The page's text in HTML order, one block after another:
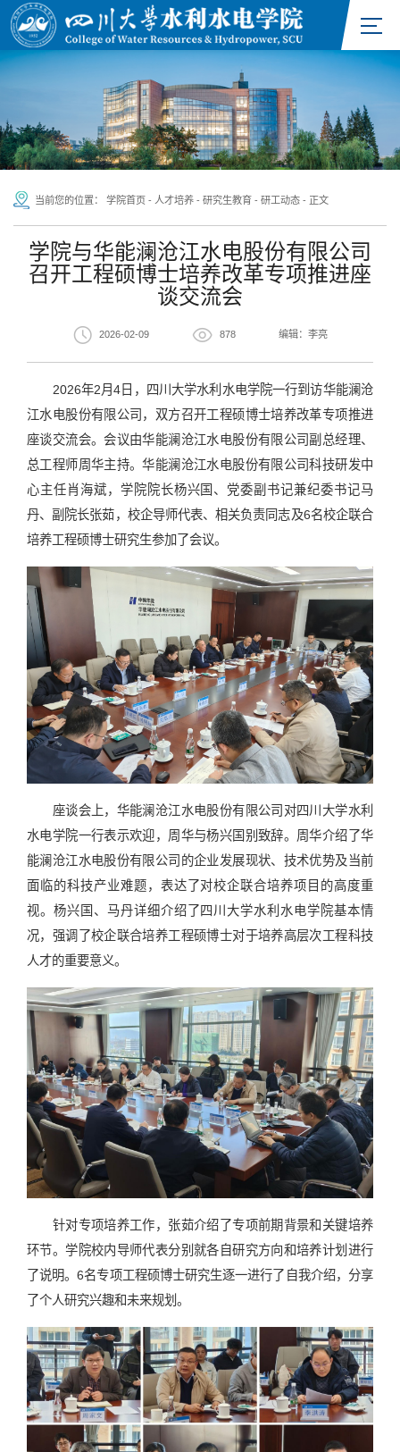
当前您的位置： 学院首页 - 人才培养 - 研究生教育 - 研工动态 - 正文
学院与华能澜沧江水电股份有限公司
召开工程硕博士培养改革专项推进座
谈交流会
2026-02-09 878 编辑：李亮
2026年2月4日，四川大学水利水电学院一行到访华能澜沧
江水电股份有限公司，双方召开工程硕博士培养改革专项推进
座谈交流会。会议由华能澜沧江水电股份有限公司副总经理、
总工程师周华主持。华能澜沧江水电股份有限公司科技研发中
心主任肖海斌，学院院长杨兴国、党委副书记兼纪委书记马
丹、副院长张茹，校企导师代表、相关负责同志及6名校企联合
培养工程硕博士研究生参加了会议。
座谈会上，华能澜沧江水电股份有限公司对四川大学水利
水电学院一行表示欢迎，周华与杨兴国别致辞。周华介绍了华
能澜沧江水电股份有限公司的企业发展现状、技术优势及当前
面临的科技产业难题，表达了对校企联合培养项目的高度重
视。杨兴国、马丹详细介绍了四川大学水利水电学院基本情
况，强调了校企联合培养工程硕博士对于培养高层次工程科技
人才的重要意义。
针对专项培养工作，张茹介绍了专项前期背景和关键培养
环节。学院校内导师代表分别就各自研究方向和培养计划进行
了说明。6名专项工程硕博士研究生逐一进行了自我介绍，分享
了个人研究兴趣和未来规划。